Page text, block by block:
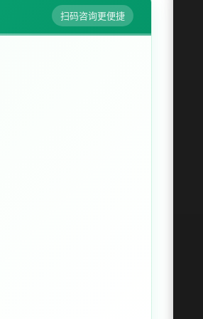
扫码咨询更便捷